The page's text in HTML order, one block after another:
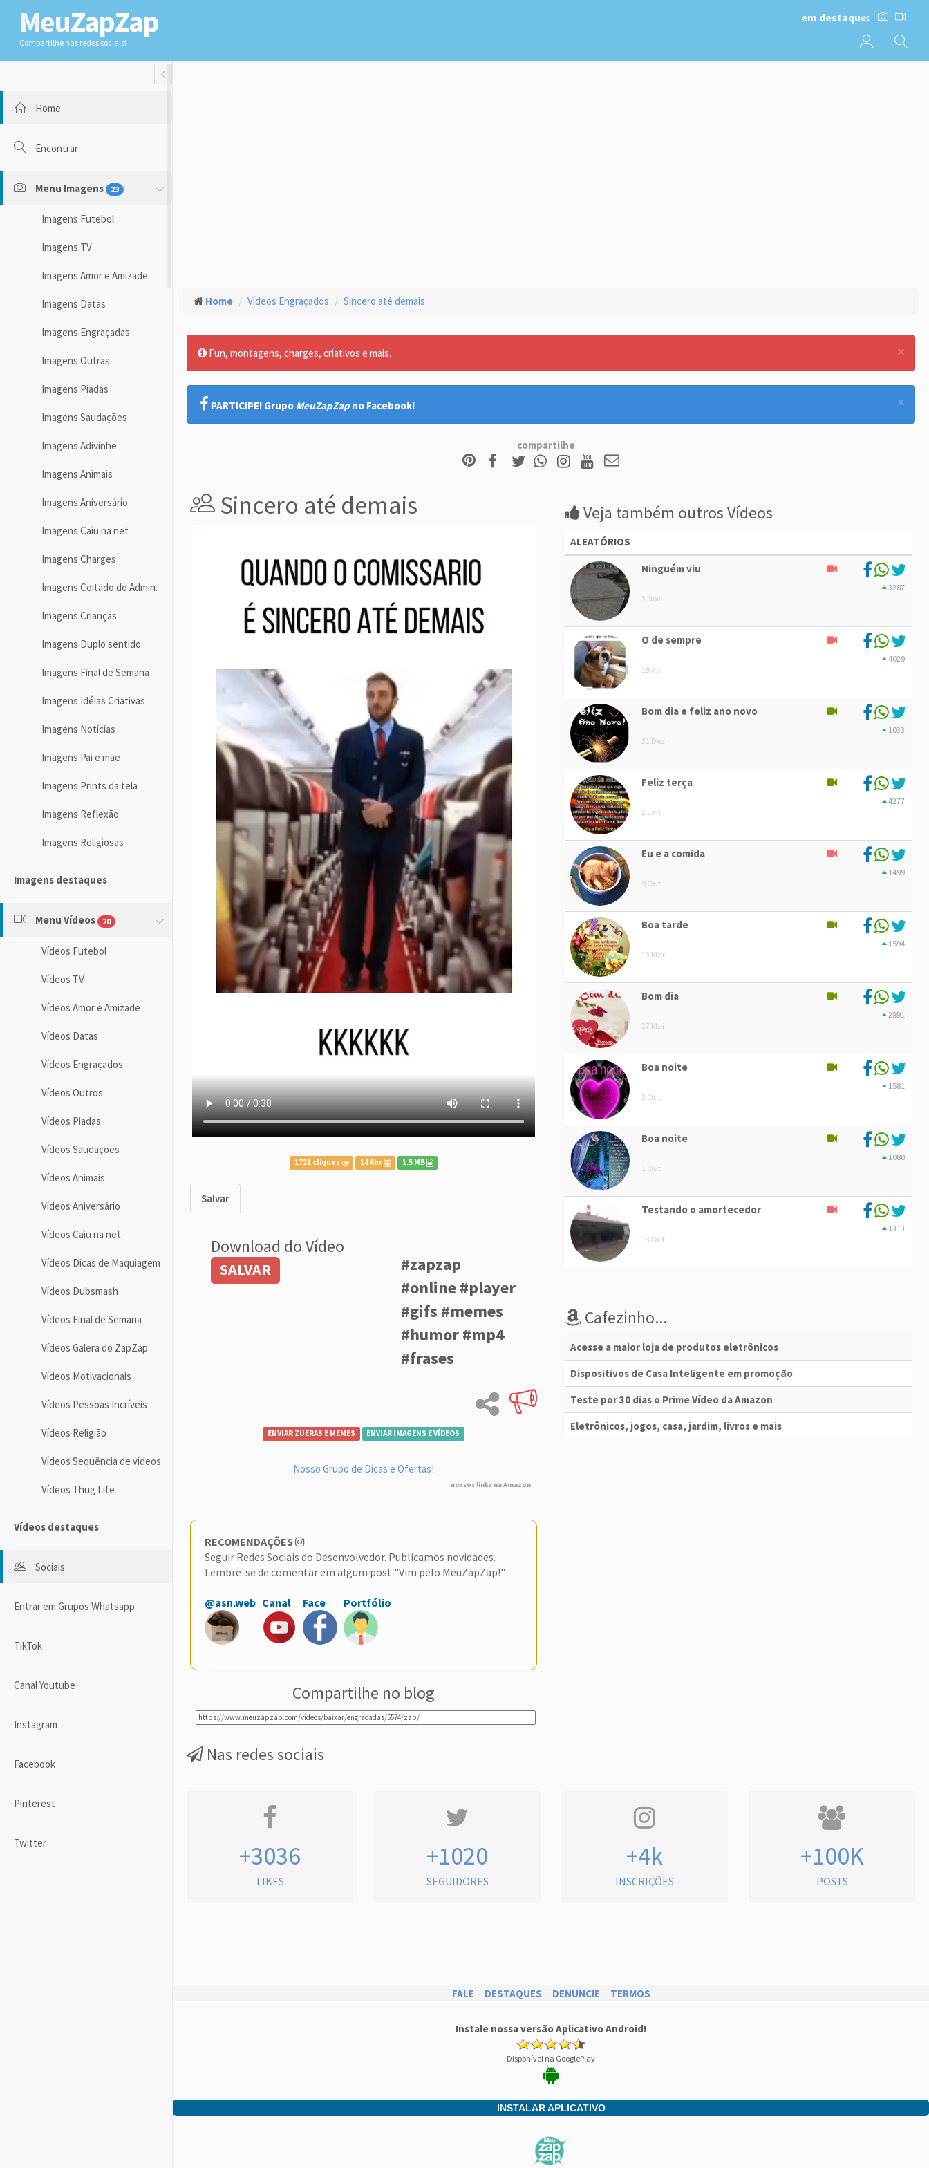
MeuZapZap
Compartilhe nas redes sociais!
em destaque:
Toggle Fullwidth
Home
Encontrar
Menu Imagens 23
Imagens Futebol
Imagens TV
Imagens Amor e Amizade
Imagens Datas
Imagens Engraçadas
Imagens Outras
Imagens Piadas
Imagens Saudações
Imagens Adivinhe
Imagens Animais
Imagens Aniversário
Imagens Caiu na net
Imagens Charges
Imagens Coitado do Admin.
Imagens Crianças
Imagens Duplo sentido
Imagens Final de Semana
Imagens Idéias Criativas
Imagens Notícias
Imagens Pai e mãe
Imagens Prints da tela
Imagens Reflexão
Imagens Religiosas
Imagens destaques
Menu Vídeos 20
Vídeos Futebol
Vídeos TV
Vídeos Amor e Amizade
Vídeos Datas
Vídeos Engraçados
Vídeos Outros
Vídeos Piadas
Vídeos Saudações
Vídeos Animais
Vídeos Aniversário
Vídeos Caiu na net
Vídeos Dicas de Maquiagem
Vídeos Dubsmash
Vídeos Final de Semana
Vídeos Galera do ZapZap
Vídeos Motivacionais
Vídeos Pessoas Incríveis
Vídeos Religião
Vídeos Sequência de vídeos
Vídeos Thug Life
Vídeos destaques
Sociais
Entrar em Grupos Whatsapp
TikTok
Canal Youtube
Instagram
Facebook
Pinterest
Twitter
Home Vídeos Engraçados Sincero até demais
×
Fun, montagens, charges, criativos e mais.
×
PARTICIPE! Grupo MeuZapZap no Facebook!
compartilhe
Sincero até demais
1721 cliques 14 Abr 1.5 MB
Salvar
Download do Vídeo
SALVAR
#zapzap
#online #player
#gifs #memes
#humor #mp4
#frases
ENVIAR ZUERAS E MEMES ENVIAR IMAGENS E VÍDEOS
Nosso Grupo de Dicas e Ofertas!
nossos links na Amazon
RECOMENDAÇÕES
Seguir Redes Sociais do Desenvolvedor. Publicamos novidades.
Lembre-se de comentar em algum post "Vim pelo MeuZapZap!"
@asn.web Canal Face Portfólio
Compartilhe no blog
Veja também outros Vídeos
ALEATÓRIOS
Ninguém viu
3 Nov
3287
O de sempre
19 Abr
4029
Bom dia e feliz ano novo
31 Dez
1033
Feliz terça
2 Jan
4277
Eu e a comida
9 Out
1499
Boa tarde
13 Mar
1594
Bom dia
27 Mai
2891
Boa noite
3 Out
1581
Boa noite
1 Out
1080
Testando o amortecedor
13 Out
1313
Cafezinho...
Acesse a maior loja de produtos eletrônicos
Dispositivos de Casa Inteligente em promoção
Teste por 30 dias o Prime Vídeo da Amazon
Eletrônicos, jogos, casa, jardim, livros e mais
Nas redes sociais
+3036
LIKES
+1020
SEGUIDORES
+4k
INSCRIÇÕES
+100K
POSTS
FALE DESTAQUES DENUNCIE TERMOS
Instale nossa versão Aplicativo Android!
Disponível na GooglePlay
INSTALAR APLICATIVO